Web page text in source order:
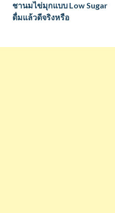
ชานมไข่มุกแบบ Low Sugar
ดื่มแล้วดีจริงหรือ